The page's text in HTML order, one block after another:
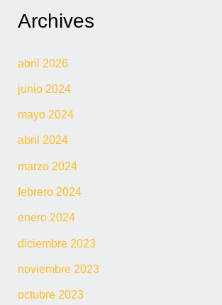
Archives
abril 2026
junio 2024
mayo 2024
abril 2024
marzo 2024
febrero 2024
enero 2024
diciembre 2023
noviembre 2023
octubre 2023